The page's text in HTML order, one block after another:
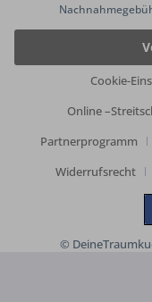
Cookie-
Online
Partnerprogramm
Widerrufsrecht
©